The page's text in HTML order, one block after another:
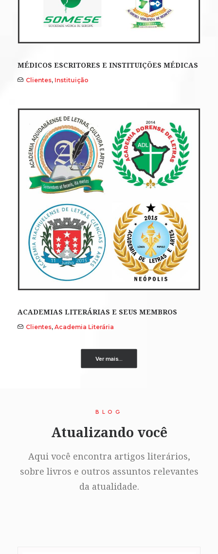
MÉDICOS ESCRITORES E INSTITUIÇÕES MÉDICAS
Clientes, Instituição
ACADEMIAS LITERÁRIAS E SEUS MEMBROS
Clientes, Academia Literária
Ver mais...
BLOG
Atualizando você
Aqui você encontra artigos literários,
sobre livros e outros assuntos relevantes
da atualidade.